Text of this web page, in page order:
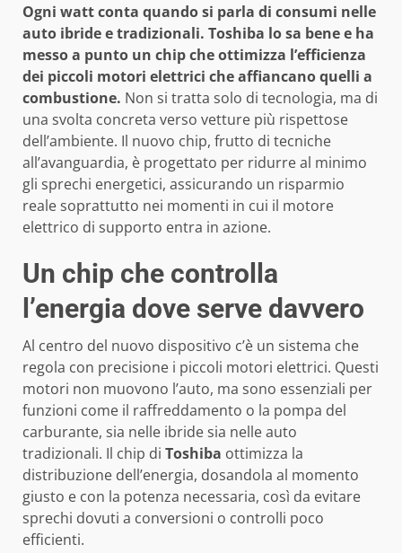
Ogni watt conta quando si parla di consumi nelle
auto ibride e tradizionali. Toshiba lo sa bene e ha
messo a punto un chip che ottimizza l’efficienza
dei piccoli motori elettrici che affiancano quelli a
combustione. Non si tratta solo di tecnologia, ma di
una svolta concreta verso vetture più rispettose
dell’ambiente. Il nuovo chip, frutto di tecniche
all’avanguardia, è progettato per ridurre al minimo
gli sprechi energetici, assicurando un risparmio
reale soprattutto nei momenti in cui il motore
elettrico di supporto entra in azione.
Un chip che controlla
l’energia dove serve davvero
Al centro del nuovo dispositivo c’è un sistema che
regola con precisione i piccoli motori elettrici. Questi
motori non muovono l’auto, ma sono essenziali per
funzioni come il raffreddamento o la pompa del
carburante, sia nelle ibride sia nelle auto
tradizionali. Il chip di Toshiba ottimizza la
distribuzione dell’energia, dosandola al momento
giusto e con la potenza necessaria, così da evitare
sprechi dovuti a conversioni o controlli poco
efficienti.